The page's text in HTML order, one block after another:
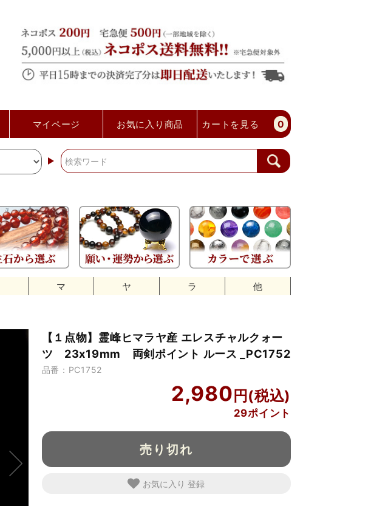
マイページ お気に入り商品 カートを見る 0
マ ヤ ラ 他
【１点物】霊峰ヒマラヤ産 エレスチャルクォー
ツ 23x19mm 両剣ポイント ルース _PC1752
品番：PC1752
2,980
29ポイント
売り切れ
お気に入り